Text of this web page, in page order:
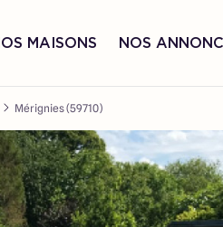
MAISONS NOS
Mérignies (59710)